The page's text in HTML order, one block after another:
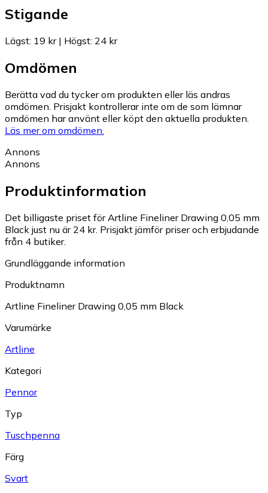
Stigande
Lägst: 19 kr| Högst: 24 kr
Omdömen
Berätta vad du tycker om produkten eller läs andras
omdömen. Prisjakt kontrollerar inte om de som lämnar
omdömen har använt eller köpt den aktuella produkten.
Läs mer om omdömen.
Annons
Annons
Produktinformation
Det billigaste priset för Artline Fineliner Drawing 0,05 mm
Black just nu är 24 kr. Prisjakt jämför priser och erbjudande
från 4 butiker.
Grundläggande information
Produktnamn
Artline Fineliner Drawing 0,05 mm Black
Varumärke
Artline
Kategori
Pennor
Typ
Tuschpenna
Färg
Svart